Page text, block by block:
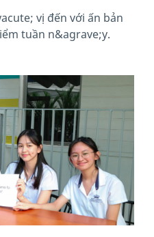
vị đến với ấn bản
tuần n&agrave;y.